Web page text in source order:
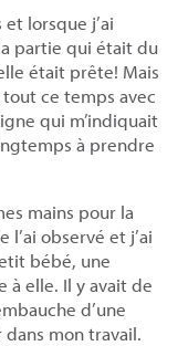
et lorsque j’ai
partie qui était du
était prête! Mais
ce temps avec
qui m’indiquait
à prendre
mains pour la
observé et j’ai
bébé, une
à elle. Il y avait de
d’une
mon travail.